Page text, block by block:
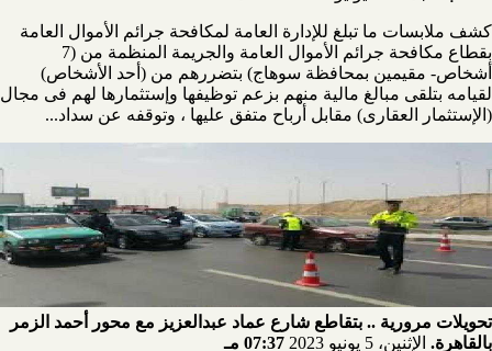
كشف ملابسات ما تبلغ للإدارة العامة لمكافحة جرائم الأموال العامة
بقطاع مكافحة جرائم الأموال العامة والجريمة المنظمة من (7
أشخاص- مقيمين بمحافظة سوهاج) بتضررهم من (أحد الأشخاص)
لقيامه بتلقى مبالغ مالية منهم بزعم توظيفها وإستثمارها لهم فى مجال
(الإستثمار العقارى) مقابل أرباح متفق عليها ، وتوقفه عن سداد...
تحويلات مرورية .. بتقاطع شارع عماد عبدالعزيز مع محور أحمد الزمر
بالقاهرة. الإثنين، 5 يونيو 2023 07:37 مـ